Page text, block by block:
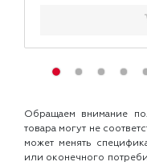
Обращаем внимание
товара могут не
может менять
или оконечного